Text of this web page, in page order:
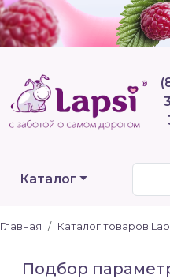
Каталог
Главная Каталог товаров
Подбор